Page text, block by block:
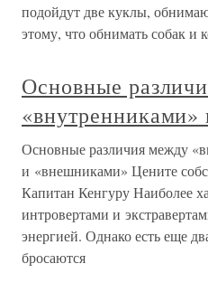
подойдут две куклы,
этому, что обнимать собак и
Основные
Основные различия между
и «внешниками» Цените
Капитан Кенгуру Наиболее
интровертами и
энергией. Однако есть еще
бросаются